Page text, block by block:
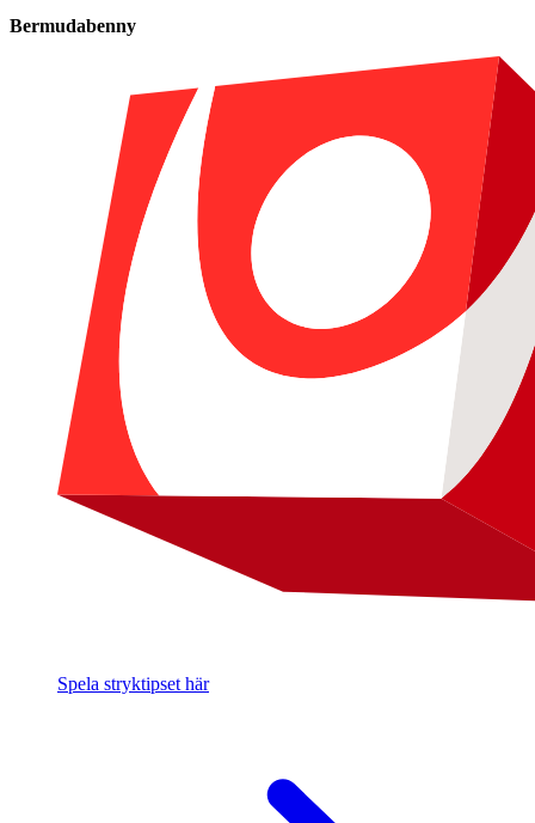
Bermudabenny
Spela stryktipset här